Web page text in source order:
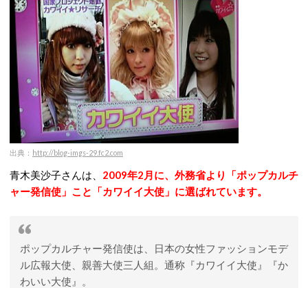
出典： http://blog-imgs-29.fc2.com
青木美沙子さんは、 2009年2月に、外務省より「ポップカルチ
ャー発信使」こと「カワイイ大使」に選ばれています。
ポップカルチャー発信使は、日本の女性ファッションモデ
ル広報大使、親善大使三人組。通称『カワイイ大使』『か
わいい大使』。